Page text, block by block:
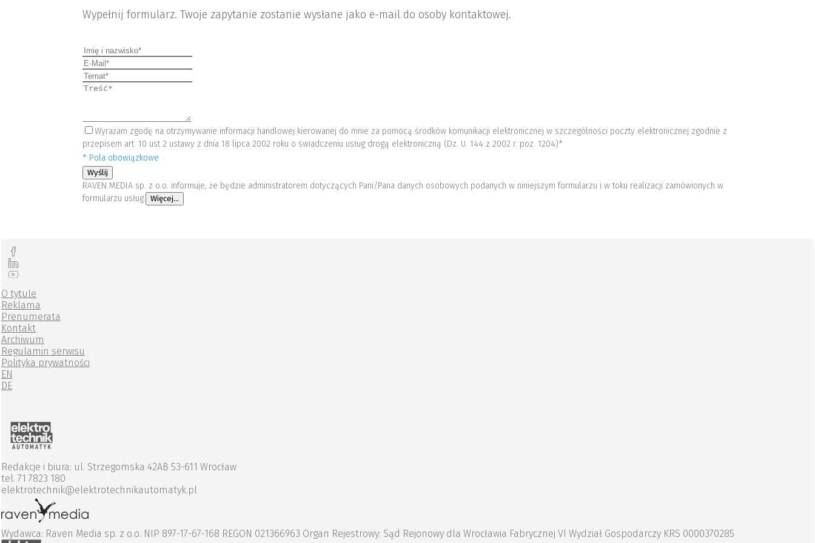
Wypełnij formularz. Twoje zapytanie zostanie wysłane jako e-mail do osoby kontaktowej.
Wyrażam zgodę na otrzymywanie informacji handlowej kierowanej do mnie za pomocą środków komunikacji elektronicznej w szczególności poczty elektronicznej zgodnie z
przepisem art. 10 ust 2 ustawy z dnia 18 lipca 2002 roku o świadczeniu usług drogą elektroniczną (Dz. U. 144 z 2002 r. poz. 1204)*
* Pola obowiązkowe
Wyślij
RAVEN MEDIA sp. z o.o. informuje, że będzie administratorem dotyczących Pani/Pana danych osobowych podanych w niniejszym formularzu i w toku realizacji zamówionych w
formularzu usług. Więcej...
O tytule
Reklama
Prenumerata
Kontakt
Archiwum
Regulamin serwisu
Polityka prywatności
EN
DE
Redakcje i biura: ul. Strzegomska 42AB 53-611 Wrocław
tel. 71 7823 180
elektrotechnik@elektrotechnikautomatyk.pl
Wydawca: Raven Media sp. z o.o. NIP 897-17-67-168 REGON 021366963 Organ Rejestrowy: Sąd Rejonowy dla Wrocławia Fabrycznej VI Wydział Gospodarczy KRS 0000370285